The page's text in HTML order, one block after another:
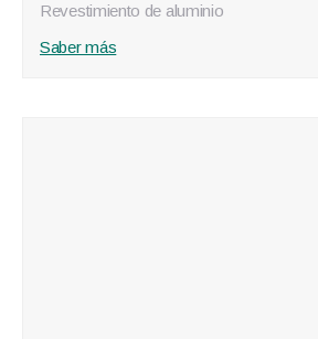
Revestimiento de aluminio
Saber más